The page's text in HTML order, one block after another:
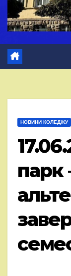
НОВИНИ КОЛЕДЖУ
парк